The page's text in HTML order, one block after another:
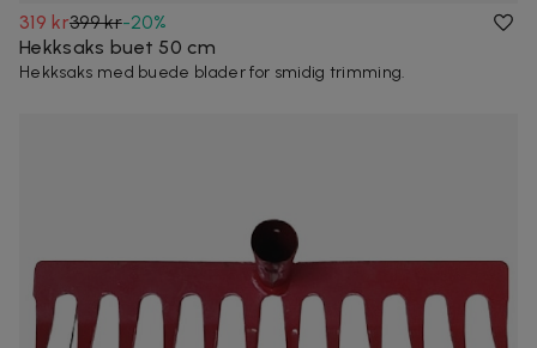
319 kr399 kr-20%
Hekksaks buet 50 cm
Hekksaks med buede blader for smidig trimming.